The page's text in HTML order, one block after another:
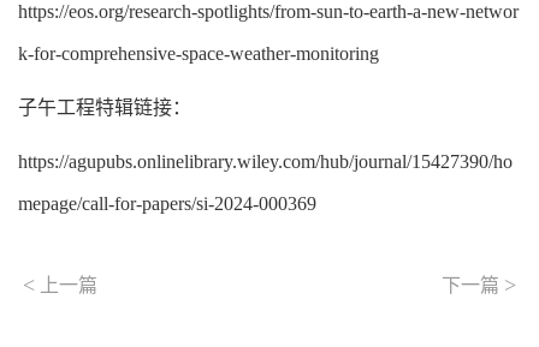
https://eos.org/research-spotlights/from-sun-to-earth-a-new-networ
k-for-comprehensive-space-weather-monitoring
子午工程特辑链接：
https://agupubs.onlinelibrary.wiley.com/hub/journal/15427390/ho
mepage/call-for-papers/si-2024-000369
< 上一篇 下一篇 >